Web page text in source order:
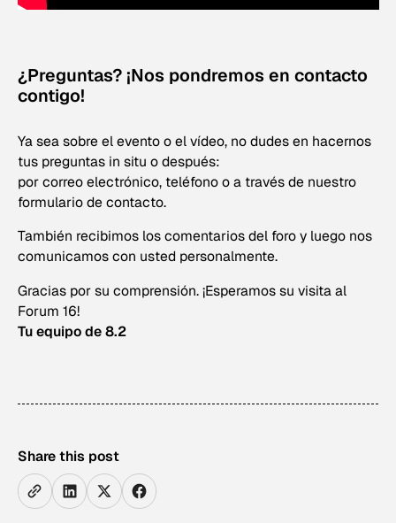
¿Preguntas? ¡Nos pondremos en contacto
contigo!
Ya sea sobre el evento o el vídeo, no dudes en hacernos
tus preguntas in situ o después:
por correo electrónico, teléfono o a través de nuestro
formulario de contacto.
También recibimos los comentarios del foro y luego nos
comunicamos con usted personalmente.
Gracias por su comprensión. ¡Esperamos su visita al
Forum 16!
Tu equipo de 8.2
Share this post